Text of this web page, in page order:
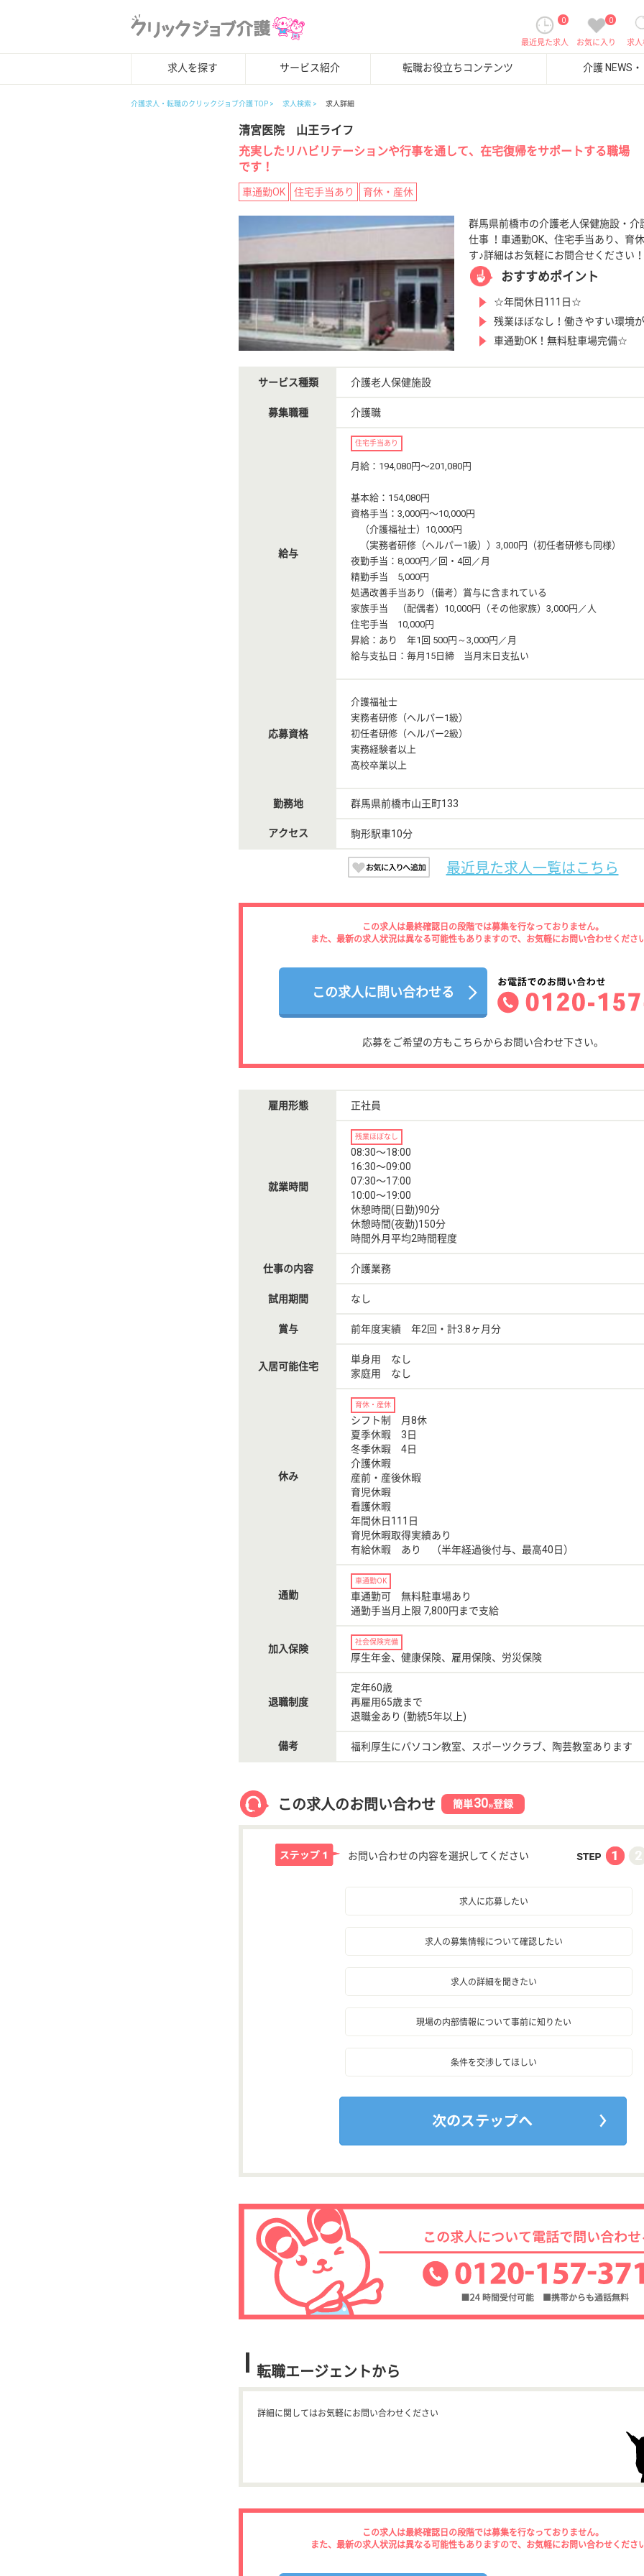
求
0
お気に入り
0
最近見た求人
求人を探す サービス紹介 転職お役立ちコンテンツ 介護 NEWS
介護求人・転職のクリックジョブ介護 TOP 求人検索 求人詳細
清宮医院 山王ライフ
充実したリハビリテーションや行事を通して、在宅復帰をサポートする職場
です！
車通勤OK 住宅手当あり 育休・産休
群馬県前橋市の介護老人保健施設・介
仕事 ！車通勤OK、住宅手当あり、育
す♪詳細はお気軽にお問合せください！
おすすめポイント
☆年間休日111日☆
残業ほぼなし！働きやすい環境
車通勤OK！無料駐車場完備☆
サービス種類 介護老人保健施設
募集職種 介護職
給与
住宅手当あり
月給：194,080円〜201,080円
基本給：154,080円
資格手当：3,000円〜10,000円
（介護福祉士）10,000円
（実務者研修（ヘルパー1級））3,000円（初任者研修も同様）
夜勤手当：8,000円／回・4回／月
精勤手当 5,000円
処遇改善手当あり（備考）賞与に含まれている
家族手当 （配偶者）10,000円（その他家族）3,000円／人
住宅手当 10,000円
昇給：あり 年1回 500円～3,000円／月
給与支払日：毎月15日締 当月末日支払い
応募資格
介護福祉士
実務者研修（ヘルパー1級）
初任者研修（ヘルパー2級）
実務経験者以上
高校卒業以上
勤務地 群馬県前橋市山王町133
アクセス 駒形駅車10分
最近見た求人一覧はこちら
この求人は最終確認日の段階では募集を行なっておりません。
また、最新の求人状況は異なる可能性もありますので、お気軽にお問い合わせくださ
この求人に問い合わせる
応募をご希望の方もこちらからお問い合わせ下さい。
雇用形態 正社員
就業時間
残業ほぼなし
08:30〜18:00
16:30〜09:00
07:30〜17:00
10:00〜19:00
休憩時間(日勤)90分
休憩時間(夜勤)150分
時間外月平均2時間程度
仕事の内容 介護業務
試用期間 なし
賞与 前年度実績 年2回・計3.8ヶ月分
入居可能住宅
単身用 なし
家庭用 なし
休み
育休・産休
シフト制 月8休
夏季休暇 3日
冬季休暇 4日
介護休暇
産前・産後休暇
育児休暇
看護休暇
年間休日111日
育児休暇取得実績あり
有給休暇 あり （半年経過後付与、最高40日）
通勤
車通勤OK
車通勤可 無料駐車場あり
通勤手当月上限 7,800円まで支給
加入保険
社会保険完備
厚生年金、健康保険、雇用保険、労災保険
退職制度
定年60歳
再雇用65歳まで
退職金あり (勤続5年以上)
備考 福利厚生にパソコン教室、スポーツクラブ、陶芸教室あります
この求人のお問い合わせ 簡単30秒登録
お問い合わせの内容を選択してください
求人に応募したい
求人の募集情報について確認したい
求人の詳細を聞きたい
現場の内部情報について事前に知りたい
条件を交渉してほしい
転職エージェントから
詳細に関してはお気軽にお問い合わせください
この求人は最終確認日の段階では募集を行なっておりません。
また、最新の求人状況は異なる可能性もありますので、お気軽にお問い合わせくださ